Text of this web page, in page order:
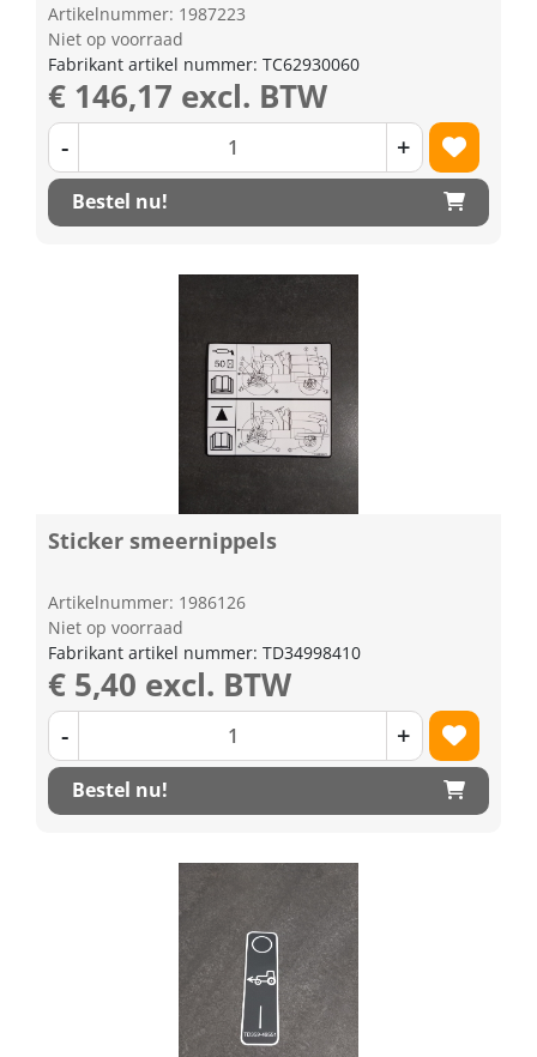
Artikelnummer: 1987223
Niet op voorraad
Fabrikant artikel nummer: TC62930060
€ 146,17 excl. BTW
- +
Bestel nu!
Sticker smeernippels
Artikelnummer: 1986126
Niet op voorraad
Fabrikant artikel nummer: TD34998410
€ 5,40 excl. BTW
- +
Bestel nu!